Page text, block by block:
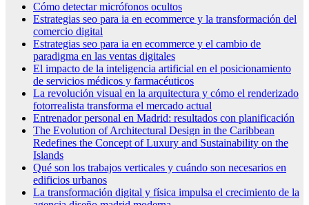
Cómo detectar micrófonos ocultos
Estrategias seo para ia en ecommerce y la transformación del
comercio digital
Estrategias seo para ia en ecommerce y el cambio de
paradigma en las ventas digitales
El impacto de la inteligencia artificial en el posicionamiento
de servicios médicos y farmacéuticos
La revolución visual en la arquitectura y cómo el renderizado
fotorrealista transforma el mercado actual
Entrenador personal en Madrid: resultados con planificación
The Evolution of Architectural Design in the Caribbean
Redefines the Concept of Luxury and Sustainability on the
Islands
Qué son los trabajos verticales y cuándo son necesarios en
edificios urbanos
La transformación digital y física impulsa el crecimiento de la